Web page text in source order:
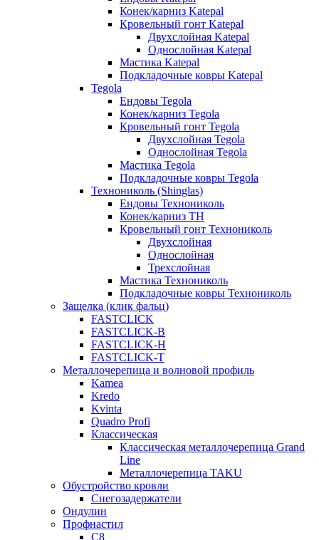
Конек/карниз Katepal
Кровельный гонт Katepal
Двухслойная Katepal
Однослойная Katepal
Мастика Katepal
Подкладочные ковры Katepal
Tegola
Ендовы Tegola
Конек/карниз Tegola
Кровельный гонт Tegola
Двухслойная Tegola
Однослойная Tegola
Мастика Tegola
Подкладочные ковры Tegola
Технониколь (Shinglas)
Ендовы Технониколь
Конек/карниз ТН
Кровельный гонт Технониколь
Двухслойная
Однослойная
Трехслойная
Мастика Технониколь
Подкладочные ковры Технониколь
Защелка (клик фальц)
FASTCLICK
FASTCLICK-B
FASTCLICK-H
FASTCLICK-T
Металлочерепица и волновой профиль
Kamea
Kredo
Kvinta
Quadro Profi
Классическая
Классическая металлочерепица Grand
Line
Металлочерепица TAKU
Обустройство кровли
Снегозадержатели
Ондулин
Профнастил
С8